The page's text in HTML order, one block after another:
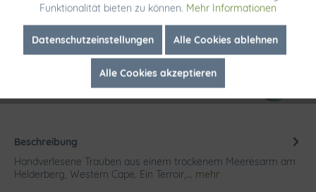
2382
Beschreibung
Handverlesene Trauben aus einem trockenem Meeresarm am
Helderberg, Western Cape. Ein Terroir,... mehr
Marketing Inaktiv
Funktionalität bieten zu können. Mehr Informationen
Datenschutzeinstellungen Alle Cookies ablehnen
Alle Cookies akzeptieren